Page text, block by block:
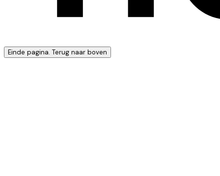
Einde pagina. Terug naar boven